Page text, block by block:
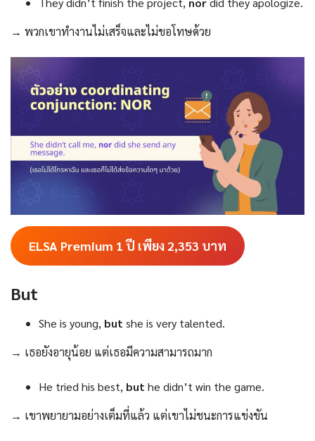
→ พวกเขาทำงานไม่เสร็จและไม่ขอโทษด้วย
ELSA Premium 1 ปี เพียง 2,353 บาท
But
She is young, but she is very talented.
→ เธอยังอายุน้อย แต่เธอมีความสามารถมาก
He tried his best, but he didn’t win the game.
→ เขาพยายามอย่างเต็มที่แล้ว แต่เขาไม่ชนะการแข่งขัน